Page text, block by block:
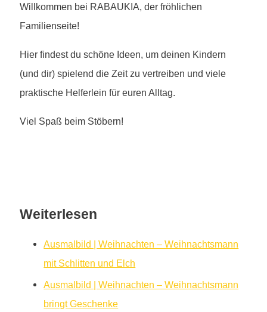
Willkommen bei RABAUKIA, der fröhlichen
Familienseite!
Hier findest du schöne Ideen, um deinen Kindern
(und dir) spielend die Zeit zu vertreiben und viele
praktische Helferlein für euren Alltag.
Viel Spaß beim Stöbern!
Weiterlesen
Ausmalbild | Weihnachten – Weihnachtsmann
mit Schlitten und Elch
Ausmalbild | Weihnachten – Weihnachtsmann
bringt Geschenke